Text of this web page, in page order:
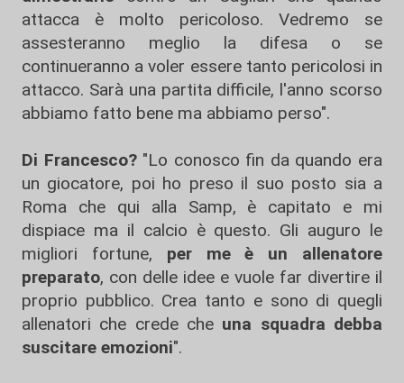
attacca è molto pericoloso. Vedremo se
assesteranno meglio la difesa o se
continueranno a voler essere tanto pericolosi in
attacco. Sarà una partita difficile, l'anno scorso
abbiamo fatto bene ma abbiamo perso".
Di Francesco? "Lo conosco fin da quando era
un giocatore, poi ho preso il suo posto sia a
Roma che qui alla Samp, è capitato e mi
dispiace ma il calcio è questo. Gli auguro le
migliori fortune, per me è un allenatore
preparato, con delle idee e vuole far divertire il
proprio pubblico. Crea tanto e sono di quegli
allenatori che crede che una squadra debba
suscitare emozioni".